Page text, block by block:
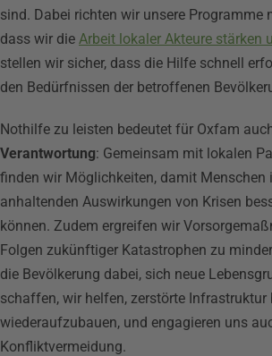
sind. Dabei richten wir unsere Programme
dass wir die Arbeit lokaler Akteure stärken
stellen wir sicher, dass die Hilfe schnell
den Bedürfnissen der betroffenen
Nothilfe zu leisten bedeutet für Oxfam
Verantwortung: Gemeinsam mit lokalen
finden wir Möglichkeiten, damit Menschen
anhaltenden Auswirkungen von Krisen
können. Zudem ergreifen wir
Folgen zukünftiger Katastrophen zu
die Bevölkerung dabei, sich neue
schaffen, wir helfen, zerstörte Infrastruktur
wiederaufzubauen, und engagieren uns
Konfliktvermeidung.